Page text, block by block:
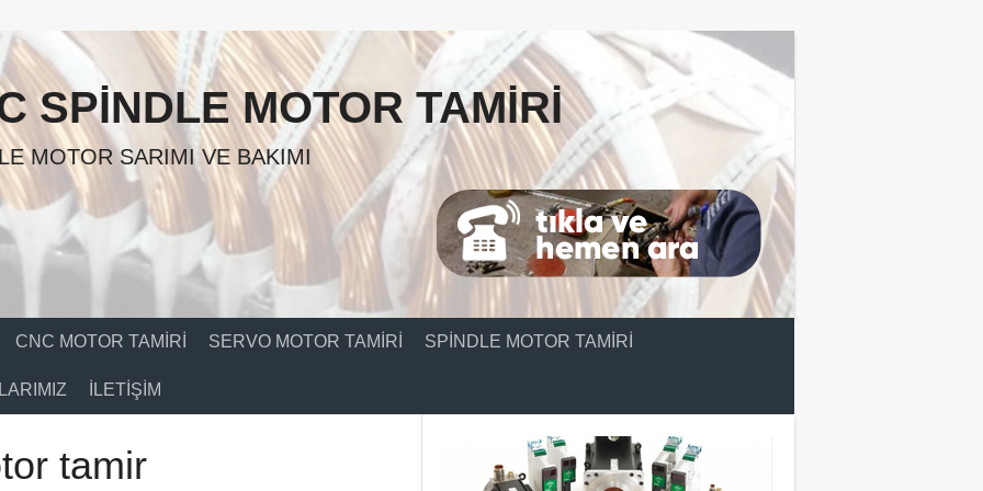
SPINDLE MOTOR TAMIRI
MOTOR SARIMI VE BAKIMI
CNC MOTOR TAMIRI SERVO MOTOR TAMIRI SPINDLE MOTOR TAMIRI
İLETIŞIM
tamir